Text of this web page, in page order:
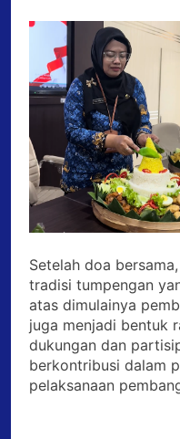
Setelah doa
tradisi tumpengan
atas dimulainya
juga menjadi bentuk
dukungan dan
berkontribusi dalam
pelaksanaan